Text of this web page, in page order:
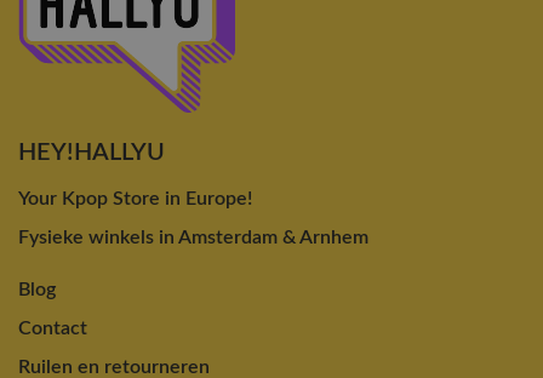
HEY!HALLYU
Your Kpop Store in Europe!
Fysieke winkels in Amsterdam & Arnhem
Blog
Contact
Ruilen en retourneren